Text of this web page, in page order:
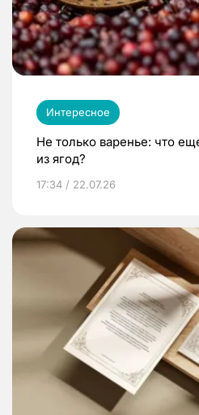
Интересное
Не только варенье: что
из ягод?
17:34 / 22.07.26